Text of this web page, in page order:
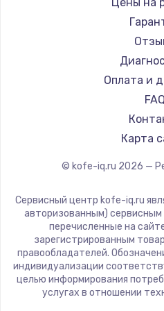
1250
Замена
1250
Замена
1250
Ремонт
Ремонт
Ремонт
Ремонт
Ремонт
La
ROCKET
Оплата и
FAQ
Карта
© kofe-iq.ru 2026 —
Сервисный центр kofe-iq.ru
авторизованным)
перечисленные на
зарегистрированным
правообладателей.
индивидуализации
целью информирования
услугах в отношении